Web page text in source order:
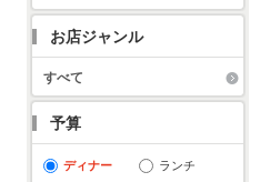
お店ジャンル
すべて
予算
ディナー ランチ